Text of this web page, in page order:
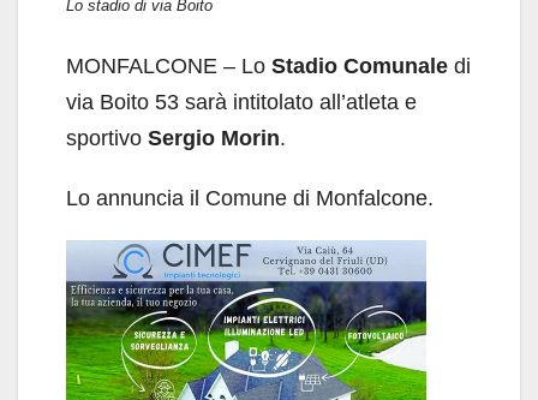
Lo stadio di via Boito
MONFALCONE – Lo Stadio Comunale di
via Boito 53 sarà intitolato all’atleta e
sportivo Sergio Morin.
Lo annuncia il Comune di Monfalcone.